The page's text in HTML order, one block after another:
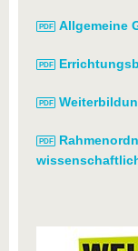
Allgemeine